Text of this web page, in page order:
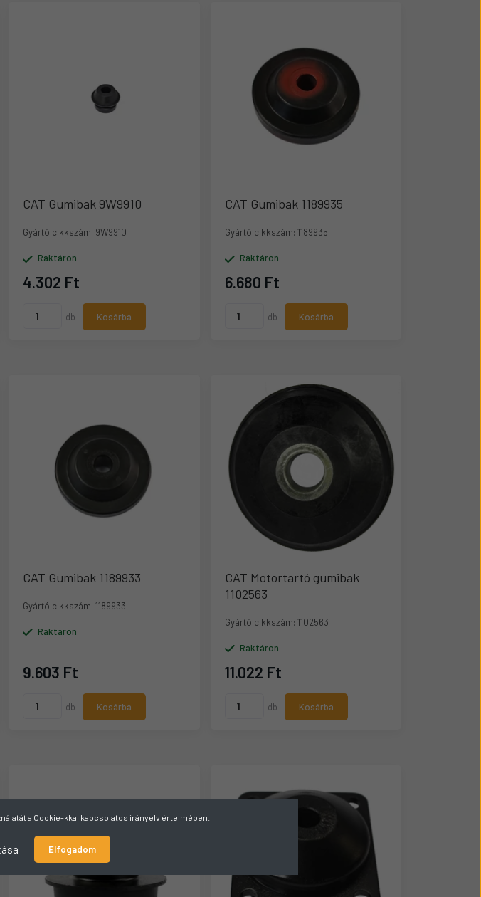
CAT Gumibak 9W9910
Gyártó cikkszám: 9W9910
Raktáron
4.302 Ft
db Kosárba
CAT Gumibak 1189935
Gyártó cikkszám: 1189935
Raktáron
6.680 Ft
db Kosárba
CAT Gumibak 1189933
Gyártó cikkszám: 1189933
Raktáron
9.603 Ft
db Kosárba
CAT Motortartó gumibak
1102563
Gyártó cikkszám: 1102563
Raktáron
11.022 Ft
db Kosárba
a Cookie-kkal kapcsolatos irányelv értelmében.
Elfogadom